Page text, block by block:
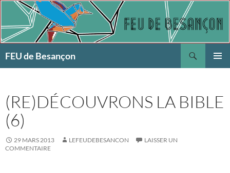
Aller
contenu
FEU de Besançon
(RE)DÉCOUVRONS LA BIBLE
(6)
29 MARS 2013 LEFEUDEBESANCON
LAISSER UN
COMMENTAIRE